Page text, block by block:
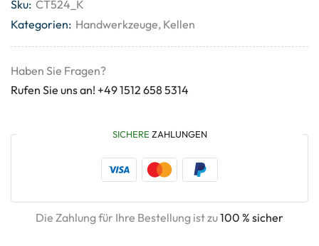
Sku: CT524_K
Kategorien: Handwerkzeuge, Kellen
Haben Sie Fragen?
Rufen Sie uns an! +49 1512 658 5314
SICHERE ZAHLUNGEN
Die Zahlung für Ihre Bestellung ist zu100 % sicher